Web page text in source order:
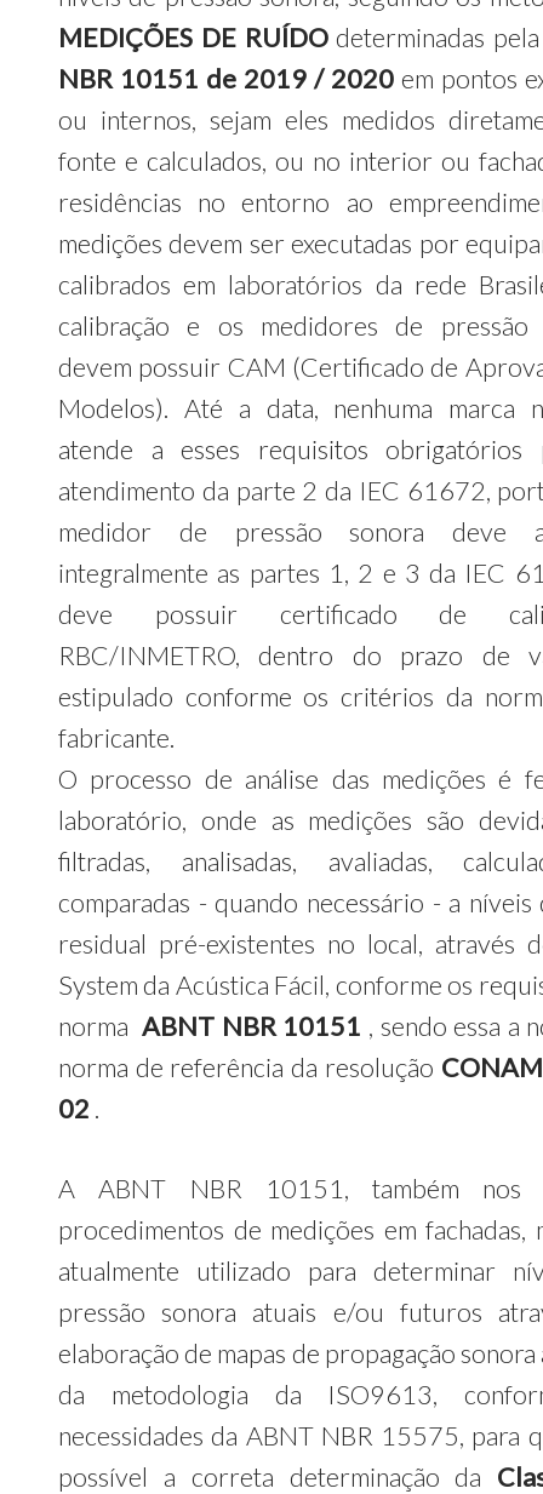
MEDIÇÕES DE RUÍDOdeterminadas
NBR 10151 de 2019 / 2020 em pontos
ou internos, sejam eles medidos
fonte e calculados, ou no interior ou
residências no entorno ao
medições devem ser executadas por
calibrados em laboratórios da rede
calibração e os medidores de pressão
devem possuir CAM (Certificado de
Modelos). Até a data, nenhuma marca
atende a esses requisitos obrigatórios
atendimento da parte 2 da IEC 61672,
medidor de pressão sonora deve
integralmente as partes 1, 2 e 3 da IEC
deve possuir certificado de
RBC/INMETRO, dentro do prazo de
estipulado conforme os critérios da
fabricante.
O processo de análise das medições é
laboratório, onde as medições são
filtradas, analisadas, avaliadas,
comparadas - quando necessário - a níveis
residual pré-existentes no local, através
System da Acústica Fácil, conforme os
normaABNT NBR 10151 , sendo essa a
norma de referência da resolução
02 .
A ABNT NBR 10151, também nos
procedimentos de medições em fachadas,
atualmente utilizado para determinar
pressão sonora atuais e/ou futuros
elaboração de mapas de propagação sonora
da metodologia da ISO9613,
necessidades da ABNT NBR 15575, para
possível a correta determinação da